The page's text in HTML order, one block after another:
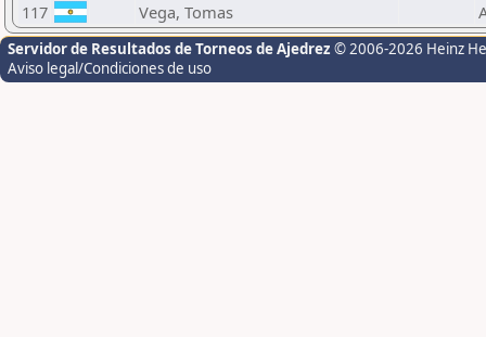
117
Vega, Tomas
Servidor de Resultados de Torneos de Ajedrez © 2006-2026 Heinz
Aviso legal/Condiciones de uso